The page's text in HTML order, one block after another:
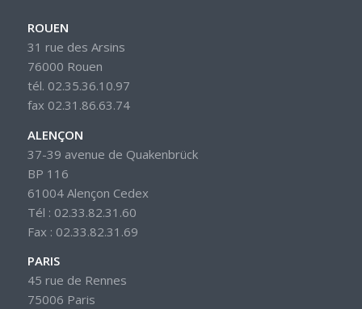
ROUEN
31 rue des Arsins
76000 Rouen
tél. 02.35.36.10.97
fax 02.31.86.63.74
ALENÇON
37-39 avenue de Quakenbrück
BP 116
61004 Alençon Cedex
Tél : 02.33.82.31.60
Fax : 02.33.82.31.69
PARIS
45 rue de Rennes
75006 Paris